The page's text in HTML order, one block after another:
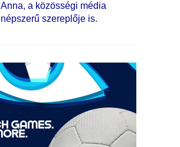
Anna, a közösségi média
népszerű szereplője is.